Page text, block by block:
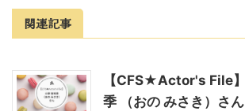
関連記事
【CFS★Actor's File
季 （おの みさき）さん